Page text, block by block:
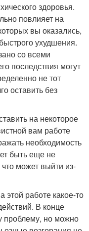
здоровья.
повлияет на
вы оказались,
ухудшения.
со всеми
последствия могут
не тот
оставить без
на некоторое
вам работе
необходимость
быть еще не
может выйти из-
работе какое-то
В конце
проблему, но можно